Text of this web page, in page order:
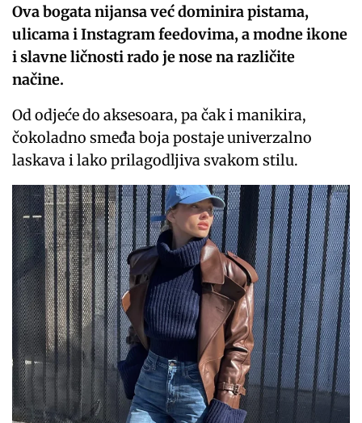
Ova bogata nijansa već dominira pistama,
ulicama i Instagram feedovima, a modne ikone
i slavne ličnosti rado je nose na različite
načine.
Od odjeće do aksesoara, pa čak i manikira,
čokoladno smeđa boja postaje univerzalno
laskava i lako prilagodljiva svakom stilu.